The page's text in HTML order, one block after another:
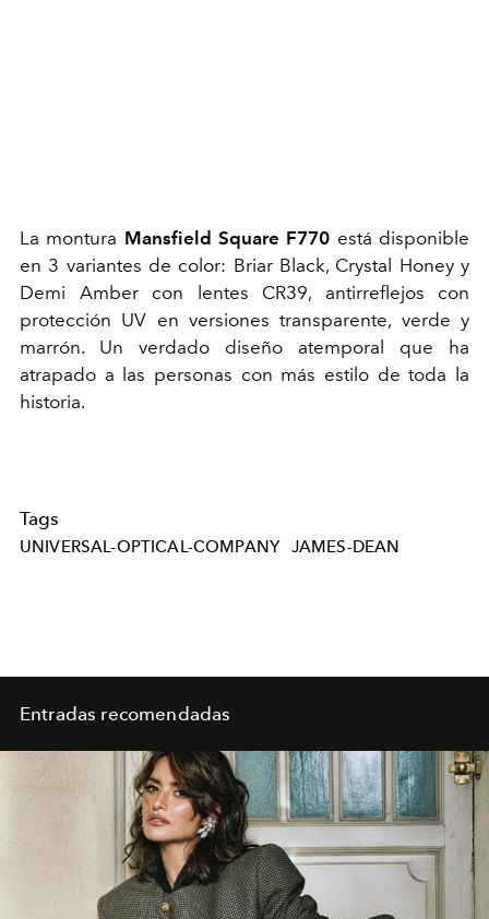
La montura Mansfield Square F770 está disponible
en 3 variantes de color: Briar Black, Crystal Honey y
Demi Amber con lentes CR39, antirreflejos con
protección UV en versiones transparente, verde y
marrón. Un verdado diseño atemporal que ha
atrapado a las personas con más estilo de toda la
historia.
Tags
UNIVERSAL-OPTICAL-COMPANY JAMES-DEAN
Entradas recomendadas